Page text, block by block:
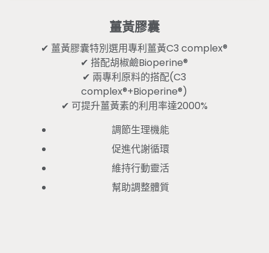
薑黃膠囊
✔ 薑黃膠囊特別選用專利薑黃C3 complex®
✔ 搭配胡椒鹼Bioperine®
✔ 兩專利原料的搭配(C3
complex®+Bioperine®)
✔ 可提升薑黃素的利用率達2000%
調節生理機能
促進代謝循環
維持行動靈活
幫助調整體質